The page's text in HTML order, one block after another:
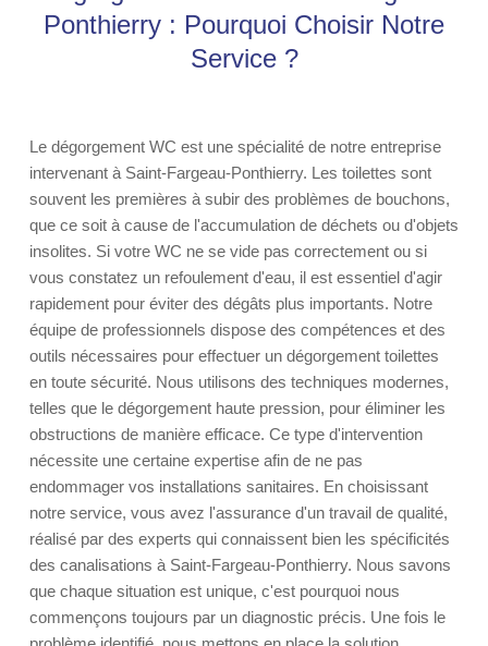
Ponthierry : Pourquoi Choisir Notre
Service ?
Le dégorgement WC est une spécialité de notre entreprise
intervenant à Saint-Fargeau-Ponthierry. Les toilettes sont
souvent les premières à subir des problèmes de bouchons,
que ce soit à cause de l'accumulation de déchets ou d'objets
insolites. Si votre WC ne se vide pas correctement ou si
vous constatez un refoulement d'eau, il est essentiel d'agir
rapidement pour éviter des dégâts plus importants. Notre
équipe de professionnels dispose des compétences et des
outils nécessaires pour effectuer un dégorgement toilettes
en toute sécurité. Nous utilisons des techniques modernes,
telles que le dégorgement haute pression, pour éliminer les
obstructions de manière efficace. Ce type d'intervention
nécessite une certaine expertise afin de ne pas
endommager vos installations sanitaires. En choisissant
notre service, vous avez l'assurance d'un travail de qualité,
réalisé par des experts qui connaissent bien les spécificités
des canalisations à Saint-Fargeau-Ponthierry. Nous savons
que chaque situation est unique, c'est pourquoi nous
commençons toujours par un diagnostic précis. Une fois le